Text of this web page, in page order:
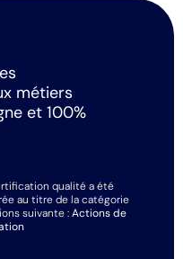
métiers
et 100%
qualité a été
au titre de la catégorie
suivante :Actions de